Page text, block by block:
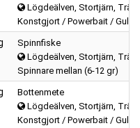
Lögdeälven, Stortjärn,
Konstgjort / Powerbait / Gulp
Spinnfiske
Lögdeälven, Stortjärn,
Spinnare mellan (6-12 gr)
Bottenmete
Lögdeälven, Stortjärn,
Konstgjort / Powerbait / Gulp